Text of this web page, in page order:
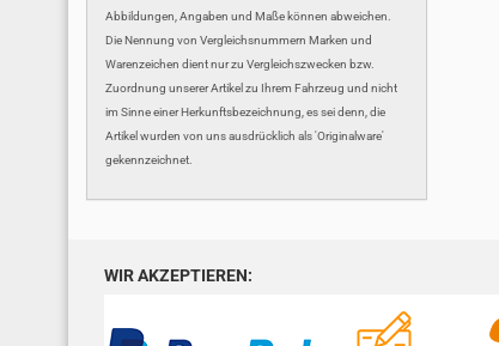
Abbildungen, Angaben und Maße können abweichen.
Die Nennung von Vergleichsnummern Marken und
Warenzeichen dient nur zu Vergleichszwecken bzw.
Zuordnung unserer Artikel zu Ihrem Fahrzeug und nicht
im Sinne einer Herkunftsbezeichnung, es sei denn, die
Artikel wurden von uns ausdrücklich als 'Originalware'
gekennzeichnet.
WIR AKZEPTIEREN: